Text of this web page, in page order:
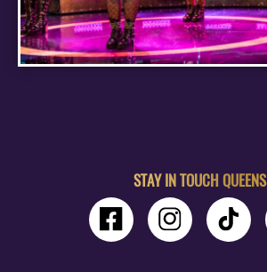
STAY IN TOUCH QUEENS